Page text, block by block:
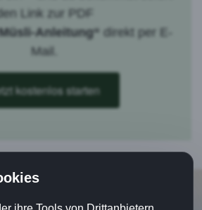
Link zur PDF
Anleitung“ direkt per E-
Mail.
kostenlos starten